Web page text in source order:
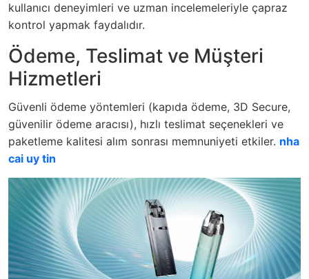
kullanıcı deneyimleri ve uzman incelemeleriyle çapraz
kontrol yapmak faydalıdır.
Ödeme, Teslimat ve Müşteri
Hizmetleri
Güvenli ödeme yöntemleri (kapıda ödeme, 3D Secure,
güvenilir ödeme aracısı), hızlı teslimat seçenekleri ve
paketleme kalitesi alım sonrası memnuniyeti etkiler. nha
cai uy tin